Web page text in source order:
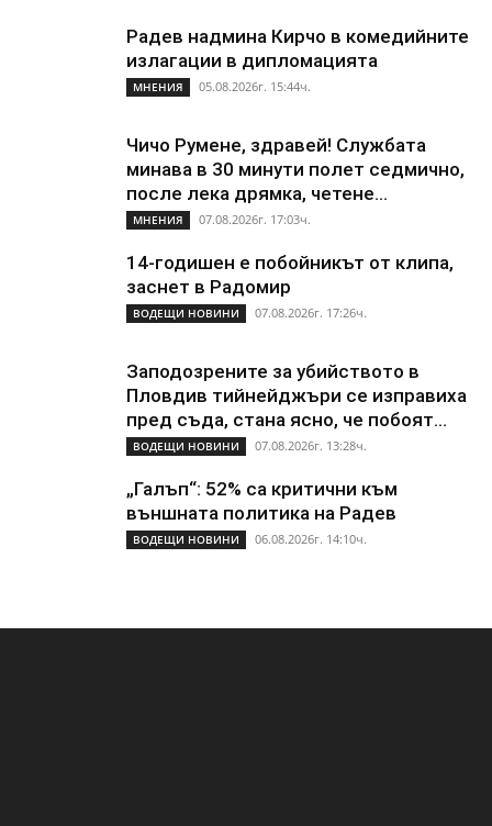
Радев надмина Кирчо в комедийните
излагации в дипломацията
МНЕНИЯ 05.08.2026г. 15:44ч.
Чичо Румене, здравей! Службата
минава в 30 минути полет седмично,
после лека дрямка, четене...
МНЕНИЯ 07.08.2026г. 17:03ч.
14-годишен е побойникът от клипа,
заснет в Радомир
ВОДЕЩИ НОВИНИ 07.08.2026г. 17:26ч.
Заподозрените за убийството в
Пловдив тийнейджъри се изправиха
пред съда, стана ясно, че побоят...
ВОДЕЩИ НОВИНИ 07.08.2026г. 13:28ч.
„Галъп“: 52% са критични към
външната политика на Радев
ВОДЕЩИ НОВИНИ 06.08.2026г. 14:10ч.